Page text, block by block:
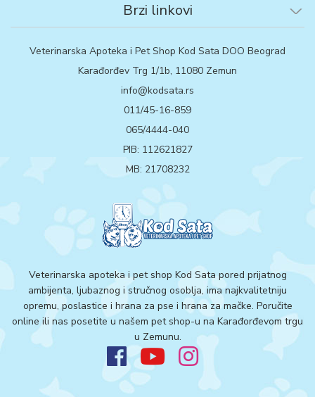
Brzi linkovi
Veterinarska Apoteka i Pet Shop Kod Sata DOO Beograd
Karađorđev Trg 1/1b, 11080 Zemun
info@kodsata.rs
011/45-16-859
065/4444-040
PIB: 112621827
MB: 21708232
Veterinarska apoteka i pet shop Kod Sata pored prijatnog
ambijenta, ljubaznog i stručnog osoblja, ima najkvalitetniju
opremu, poslastice i hrana za pse i hrana za mačke. Poručite
online ili nas posetite u našem pet shop-u na Karađorđevom trgu
u Zemunu.